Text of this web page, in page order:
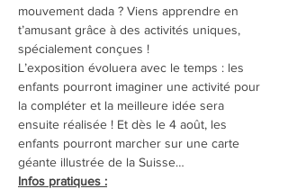
mouvement dada ? Viens apprendre en
t’amusant grâce à des activités uniques,
spécialement conçues !
L’exposition évoluera avec le temps : les
enfants pourront imaginer une activité pour
la compléter et la meilleure idée sera
ensuite réalisée ! Et dès le 4 août, les
enfants pourront marcher sur une carte
géante illustrée de la Suisse…
Infos pratiques :